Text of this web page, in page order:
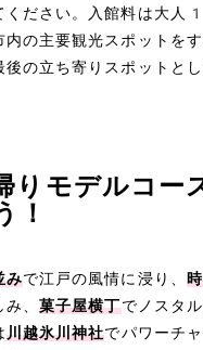
ください。入館料は大
内の主要観光スポットを
後の立ち寄りスポットと
りモデルコー
！
みで江戸の風情に浸り、
、 菓子屋横丁でノスタ
川越氷川神社でパワーチャ